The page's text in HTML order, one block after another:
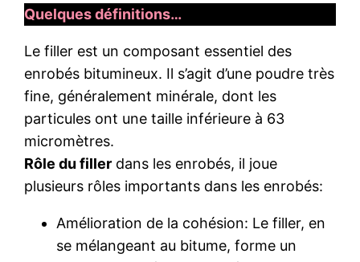
Quelques définitions…
Le filler est un composant essentiel des
enrobés bitumineux. Il s’agit d’une poudre très
fine, généralement minérale, dont les
particules ont une taille inférieure à 63
micromètres.
Rôle du filler dans les enrobés, il joue
plusieurs rôles importants dans les enrobés:
Amélioration de la cohésion: Le filler, en
se mélangeant au bitume, forme un